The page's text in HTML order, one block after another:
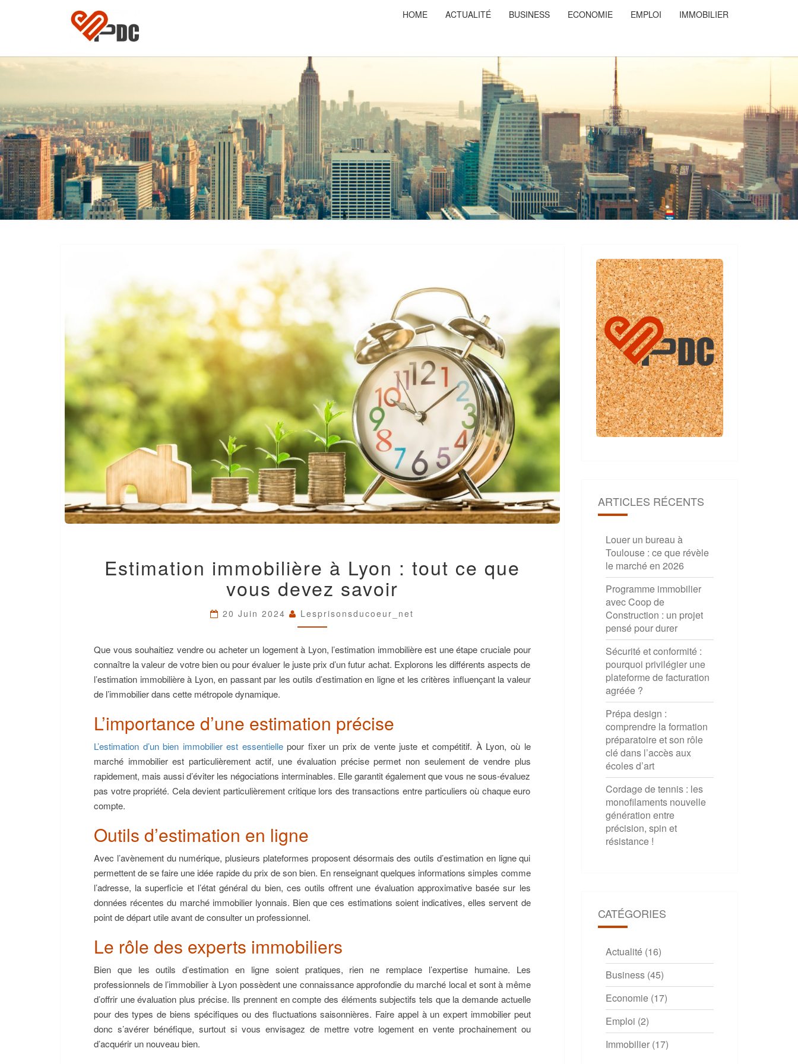
HOME ACTUALITÉ BUSINESS ECONOMIE EMPLOI IMMOBILIER
PRISONSDUCOEUR
IMMOBILIÈRE
À
LYON
:
TOUT
CE
VOUS
DEVEZ
SAVOIR
Estimation immobilière à Lyon : tout ce que
vous devez savoir
20 Juin 2024 Lesprisonsducoeur_net
Que vous souhaitiez vendre ou acheter un logement à Lyon, l’estimation immobilière est une étape cruciale pour
connaître la valeur de votre bien ou pour évaluer le juste prix d’un futur achat. Explorons les différents aspects de
l’estimation immobilière à Lyon, en passant par les outils d’estimation en ligne et les critères influençant la valeur
de l’immobilier dans cette métropole dynamique.
L’importance d’une estimation précise
L’estimation d’un bien immobilier est essentiellepour fixer un prix de vente juste et compétitif. À Lyon, où le
marché immobilier est particulièrement actif, une évaluation précise permet non seulement de vendre plus
rapidement, mais aussi d’éviter les négociations interminables. Elle garantit également que vous ne sous-évaluez
pas votre propriété. Cela devient particulièrement critique lors des transactions entre particuliers où chaque euro
compte.
Outils d’estimation en ligne
Avec l’avènement du numérique, plusieurs plateformes proposent désormais des outils d’estimation en ligne qui
permettent de se faire une idée rapide du prix de son bien. En renseignant quelques informations simples comme
l’adresse, la superficie et l’état général du bien, ces outils offrent une évaluation approximative basée sur les
données récentes du marché immobilier lyonnais. Bien que ces estimations soient indicatives, elles servent de
point de départ utile avant de consulter un professionnel.
Le rôle des experts immobiliers
Bien que les outils d’estimation en ligne soient pratiques, rien ne remplace l’expertise humaine. Les
professionnels de l’immobilier à Lyon possèdent une connaissance approfondie du marché local et sont à même
d’offrir une évaluation plus précise. Ils prennent en compte des éléments subjectifs tels que la demande actuelle
pour des types de biens spécifiques ou des fluctuations saisonnières. Faire appel à un expert immobilier peut
donc s’avérer bénéfique, surtout si vous envisagez de mettre votre logement en vente prochainement ou
d’acquérir un nouveau bien.
ARTICLES RÉCENTS
Louer un bureau à
Toulouse : ce que révèle
le marché en 2026
Programme immobilier
avec Coop de
Construction : un projet
pensé pour durer
Sécurité et conformité :
pourquoi privilégier une
plateforme de facturation
agréée ?
Prépa design :
comprendre la formation
préparatoire et son rôle
clé dans l’accès aux
écoles d’art
Cordage de tennis : les
monofilaments nouvelle
génération entre
précision, spin et
résistance !
CATÉGORIES
Actualité(16)
Business(45)
Economie(17)
Emploi (2)
Immobilier(17)